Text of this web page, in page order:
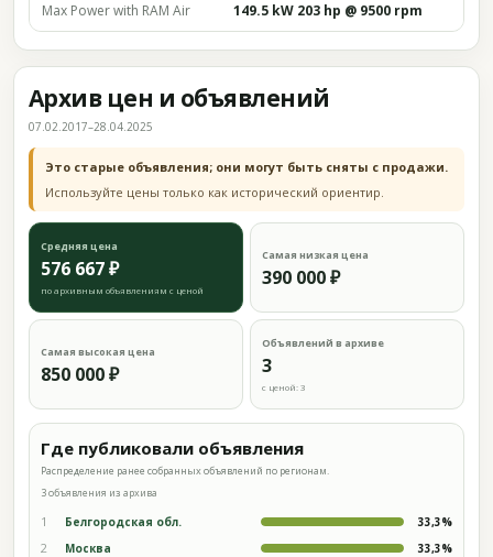
Max Power with RAM Air 149.5 kW 203 hp @ 9500 rpm
Архив цен и объявлений
07.02.2017–28.04.2025
Это старые объявления; они могут быть сняты с продажи.
Используйте цены только как исторический ориентир.
Средняя цена
576 667 ₽
по архивным объявлениям с ценой
Самая низкая цена
390 000 ₽
Самая высокая цена
850 000 ₽
Объявлений в архиве
3
с ценой: 3
Где публиковали объявления
Распределение ранее собранных объявлений по регионам.
3 объявления из архива
1 Белгородская обл. 33,3%
2 Москва 33,3%